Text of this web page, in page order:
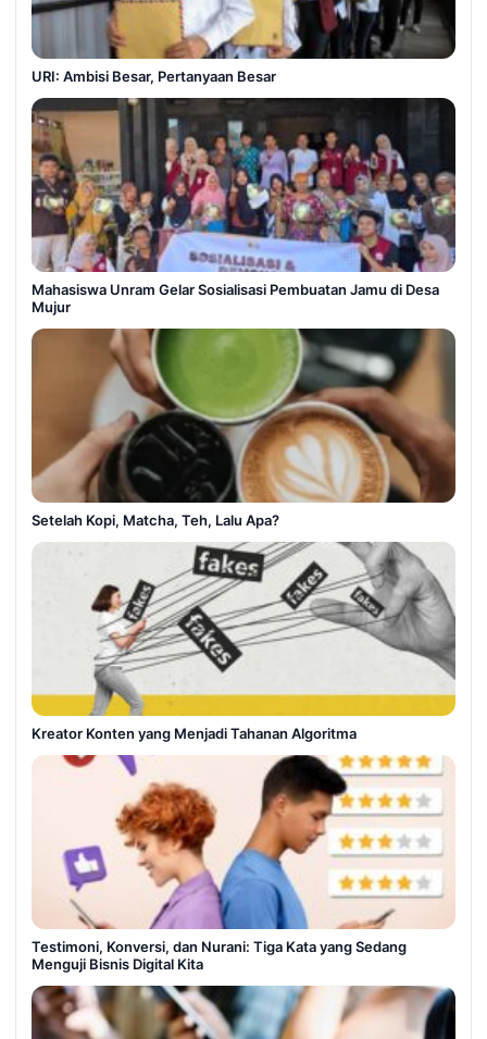
URI: Ambisi Besar, Pertanyaan Besar
Mahasiswa Unram Gelar Sosialisasi Pembuatan Jamu di Desa
Mujur
Setelah Kopi, Matcha, Teh, Lalu Apa?
Kreator Konten yang Menjadi Tahanan Algoritma
Testimoni, Konversi, dan Nurani: Tiga Kata yang Sedang
Menguji Bisnis Digital Kita